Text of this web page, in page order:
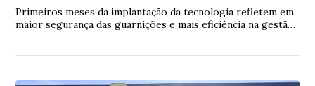
Primeiros meses da implantação da tecnologia refletem em
maior segurança das guarnições e mais eficiência na gestão